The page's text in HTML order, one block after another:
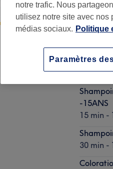
-15ANS
2 h 45
-15ANS
15 min -
30 min -
notre trafic. Nous
utilisez notre site avec nos
médias sociaux. Politique
Paramètres